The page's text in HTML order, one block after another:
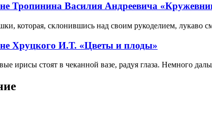
Тропинина Василия Андреевича
которая, склонившись над своим рукоделием, лукаво
Хруцкого И.Т. «Цветы и плоды»
ирисы стоят в чеканной вазе, радуя глаза. Немного